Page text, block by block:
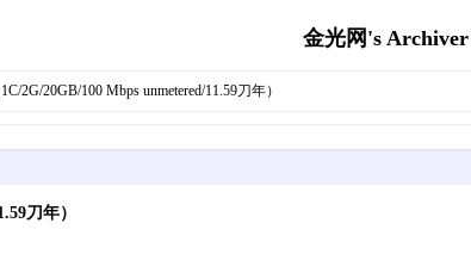
金光网's Archiver
2G/20GB/100 Mbps unmetered/11.59刀年）
刀年）